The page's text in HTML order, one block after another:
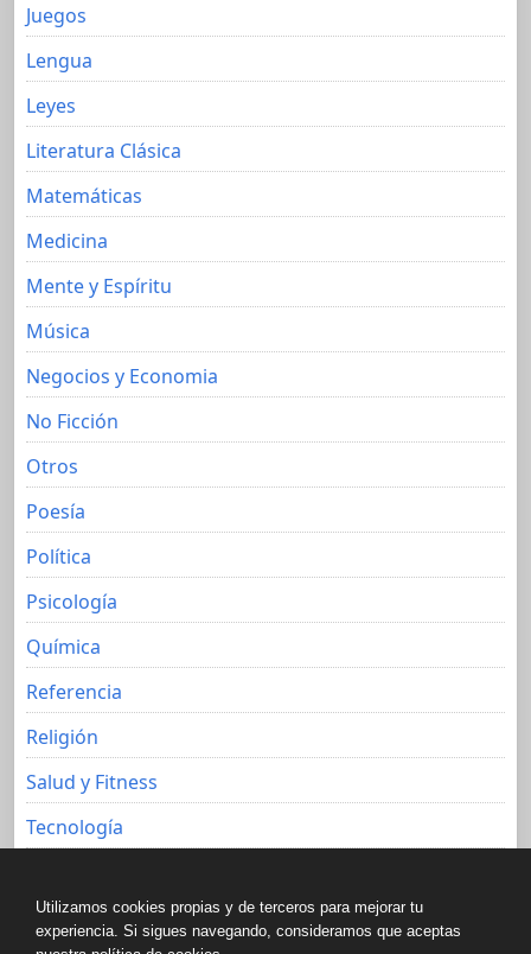
Juegos
Lengua
Leyes
Literatura Clásica
Matemáticas
Medicina
Mente y Espíritu
Música
Negocios y Economia
No Ficción
Otros
Poesía
Política
Psicología
Química
Referencia
Religión
Salud y Fitness
Tecnología
Utilizamos cookies propias y de terceros para mejorar tu
experiencia. Si sigues navegando, consideramos que aceptas